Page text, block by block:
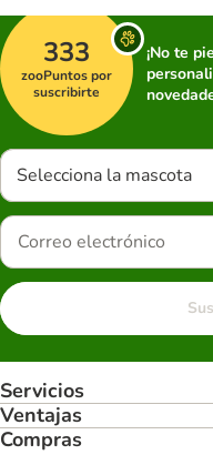
333
zooPuntos por
suscribirte
¡No te
Selecciona la mascota
Servicios
Ventajas
Compras